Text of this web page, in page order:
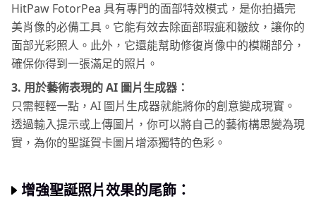
HitPaw FotorPea 具有專門的面部特效模式，是你拍攝完
美肖像的必備工具。它能有效去除面部瑕疵和皺紋，讓你的
面部光彩照人。此外，它還能幫助修復肖像中的模糊部分，
確保你得到一張滿足的照片。
3. 用於藝術表現的 AI 圖片生成器：
只需輕輕一點，AI 圖片生成器就能將你的創意變成現實。
透過輸入提示或上傳圖片，你可以將自己的藝術構思變為現
實，為你的聖誕賀卡圖片增添獨特的色彩。
增強聖誕照片效果的尾飾：